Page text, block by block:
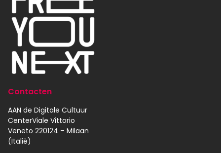
Contacten
AAN de Digitale Cultuur
CenterViale Vittorio
Veneto 220124 – Milaan
(Italië)